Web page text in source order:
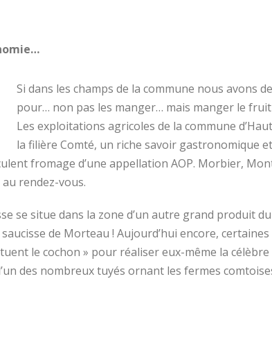
Si dans les champs de la commune nous avons
pour… non pas les manger… mais manger le
Les exploitations agricoles de la commune
la filière Comté, un riche savoir gastronomique
fromage d’une appellation AOP. Morbier,
rendez-vous.
se situe dans la zone d’un autre grand produit
de Morteau ! Aujourd’hui encore,
le cochon » pour réaliser eux-même la célèbre
des nombreux tuyés ornant les fermes